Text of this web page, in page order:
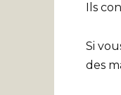
Ils
Si
des